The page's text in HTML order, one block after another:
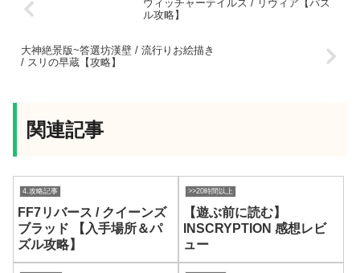
ウィッチャーテイルズ / リヴィア【パズ
ル攻略】
大神絶景版~答選坊漢壁 / 流行りお絵描き
/ スリの早蔵【攻略】
関連記事
4.攻略記事
FF7リバース / クイーンズ
ブラッド 【入手場所＆パ
ズル攻略】
>>20時間以上
【遊ぶ前に読む】
INSCRYPTION 感想レビ
ュー